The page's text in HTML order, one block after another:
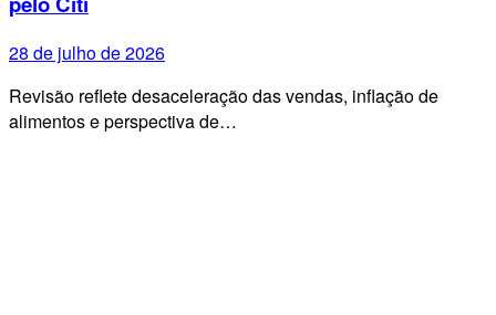
28 de julho de 2026
Revisão reflete desaceleração das vendas, inflação de
alimentos e perspectiva de…